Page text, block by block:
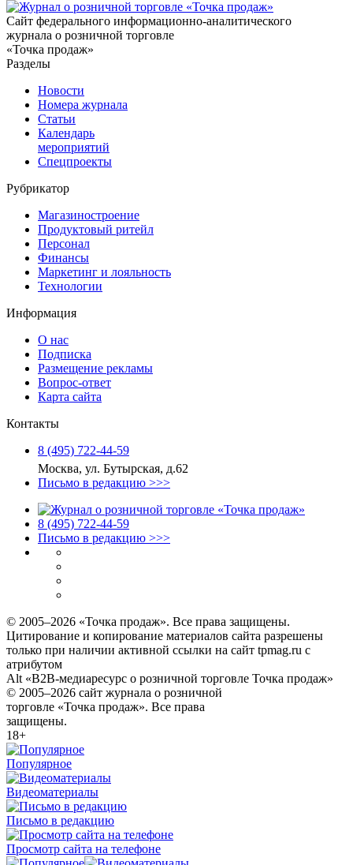
Сайт федерального информационно-аналитического
журнала о розничной торговле
«Точка продаж»
Разделы
Новости
Номера журнала
Статьи
Календарь
мероприятий
Спецпроекты
Рубрикатор
Магазиностроение
Продуктовый ритейл
Персонал
Финансы
Маркетинг и лояльность
Технологии
Информация
О нас
Подписка
Размещение рекламы
Вопрос-ответ
Карта сайта
Контакты
8 (495) 722‑44‑59
Москва, ул. Бутырская, д.62
Письмо в редакцию >>>
8 (495) 722‑44‑59
Письмо в редакцию >>>
© 2005–2026 «Точка продаж». Все права защищены.
Цитирование и копирование материалов сайта разрешены
только при наличии активной ссылки на сайт tpmag.ru с
атрибутом
Alt «B2B-медиаресурс о розничной торговле Точка продаж»
© 2005–2026 сайт журнала о розничной
торговле «Точка продаж». Все права
защищены.
18+
Популярное
Видеоматериалы
Письмо в редакцию
Просмотр сайта на телефоне